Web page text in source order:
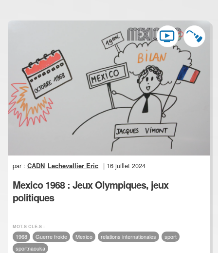
par :CADN Lechevallier Eric | 16 juillet 2024
Mexico 1968 : Jeux Olympiques, jeux
politiques
MOT.S CLÉ.S :
1968 Guerre froide Mexico relations internationales
sport
sportnaouka